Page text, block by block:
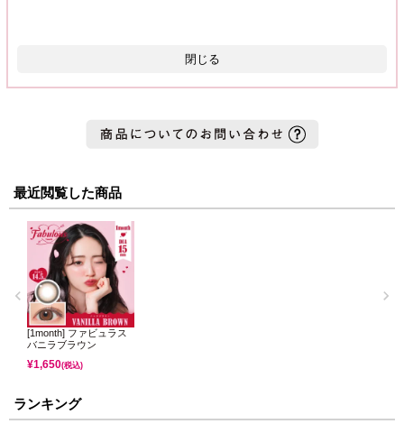
閉じる
最近閲覧した商品
[1month] ファビュラス
バニラブラウン
¥1,650(税込)
ランキング